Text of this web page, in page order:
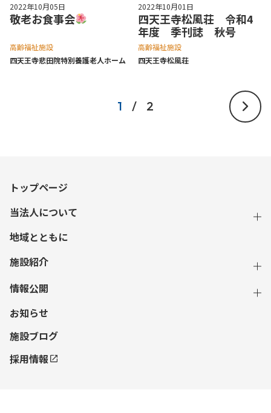
2022年10月05日
敬老お食事会
高齢福祉施設
四天王寺悲⽥院特別養護⽼⼈ホーム
2022年10月01日
四天王寺松風荘 令和4
年度 季刊誌 秋号
高齢福祉施設
四天王寺松⾵荘
1 / 2
トップページ
当法人について
地域とともに
施設紹介
情報公開
お知らせ
施設ブログ
採用情報